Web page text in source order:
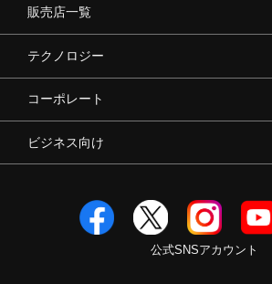
販売店一覧
テクノロジー
コーポレート
ビジネス向け
公式SNSアカウント